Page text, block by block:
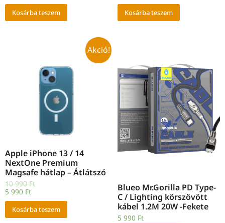
Kosárba teszem Kosárba teszem
Akció!
Apple iPhone 13 / 14
NextOne Premium
Magsafe hátlap – Átlátszó
10 990Ft
5 990 Ft
Kosárba teszem
Blueo Mr.Gorilla PD Type-
C / Lighting körszövött
kábel 1.2M 20W -Fekete
5 990 Ft